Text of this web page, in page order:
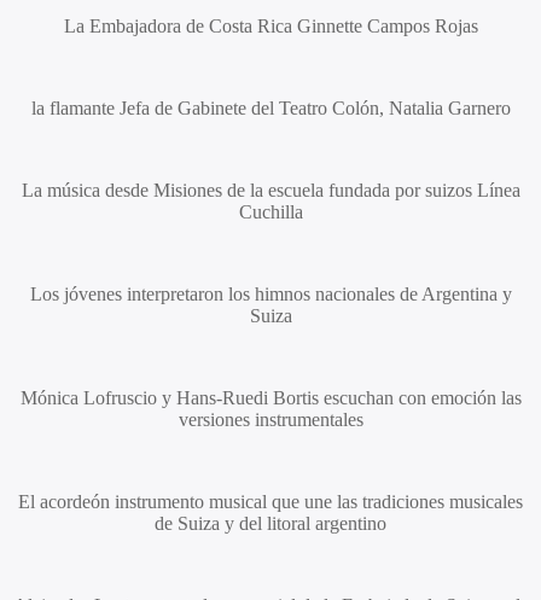
La Embajadora de Costa Rica Ginnette Campos Rojas
la flamante Jefa de Gabinete del Teatro Colón, Natalia Garnero
La música desde Misiones de la escuela fundada por suizos Línea
Cuchilla
Los jóvenes interpretaron los himnos nacionales de Argentina y
Suiza
Mónica Lofruscio y Hans-Ruedi Bortis escuchan con emoción las
versiones instrumentales
El acordeón instrumento musical que une las tradiciones musicales
de Suiza y del litoral argentino